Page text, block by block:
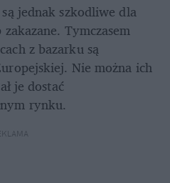
jednak szkodliwe dla
Tymczasem
z bazarku są
Nie można ich
je dostać
rynku.